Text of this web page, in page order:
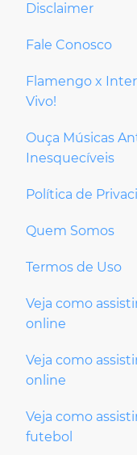
Disclaimer
Fale Conosco
Flamengo x
Vivo!
Ouça Músicas
Inesquecíveis
Política de
Quem Somos
Termos de Uso
Veja como
online
Veja como
online
Veja como
futebol